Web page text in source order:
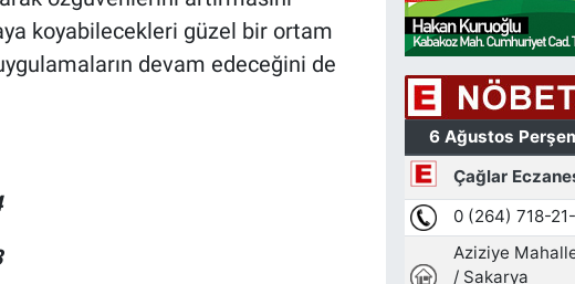
koyabilecekleri güzel bir ortam
devam edeceğini de